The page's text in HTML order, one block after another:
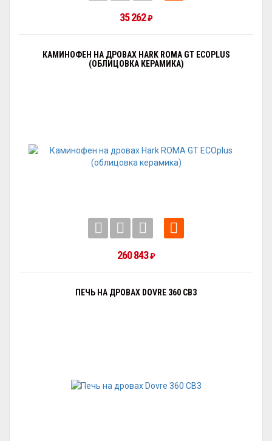
35 262₽
КАМИНОФЕН НА ДРОВАХ HARK ROMA GT ECOPLUS
(ОБЛИЦОВКА КЕРАМИКА)
260 843₽
ПЕЧЬ НА ДРОВАХ DOVRE 360 CB3